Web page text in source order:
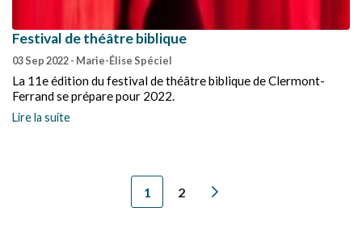
Festival de théâtre biblique
03 Sep 2022- Marie-Élise Spéciel
La 11e édition du festival de théâtre biblique de Clermont-
Ferrand se prépare pour 2022.
Lire la suite
1 2